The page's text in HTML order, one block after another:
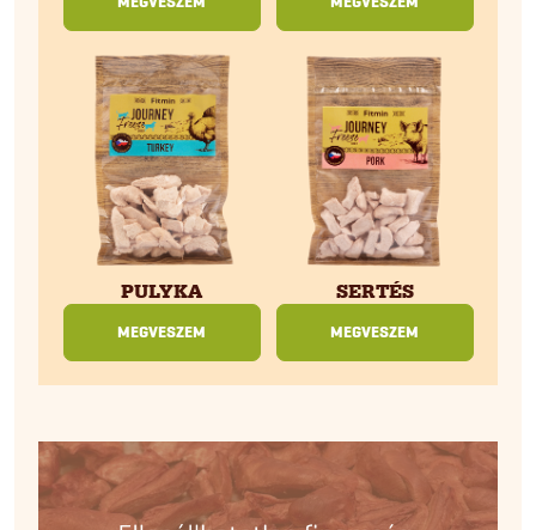
PULYKA
MEGVESZEM
SERTÉS
MEGVESZEM